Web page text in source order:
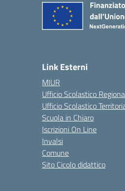
Link Esterni
MIUR
Ufficio Scolastico
Ufficio Scolastico
Scuola in Chiaro
Iscrizioni On Line
Invalsi
Comune
Sito Cicolo didattico